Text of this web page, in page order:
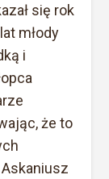
się rok
młody
i
że to